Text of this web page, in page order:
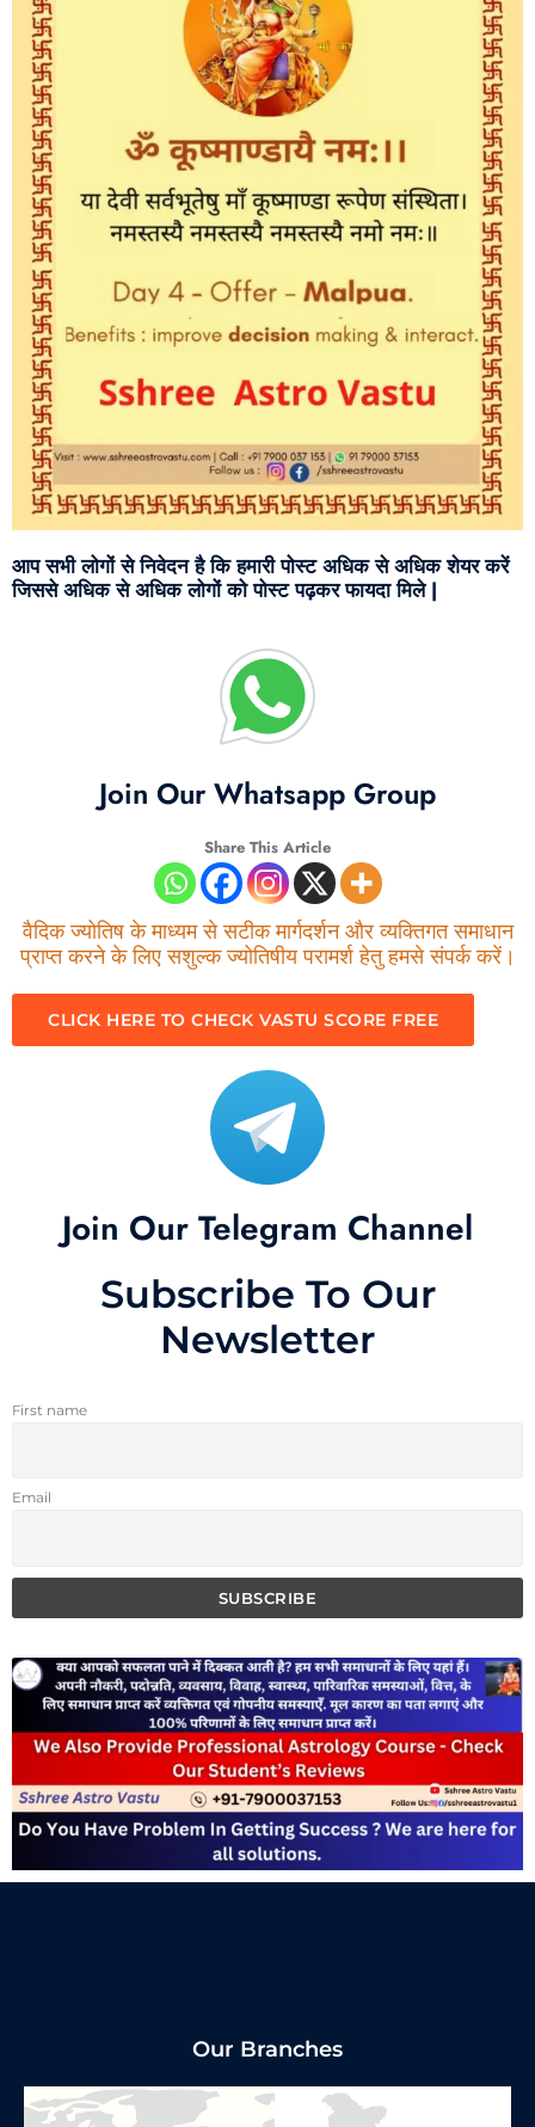
आप सभी लोगों से निवेदन है कि हमारी पोस्ट अधिक से अधिक शेयर करें
जिससे अधिक से अधिक लोगों को पोस्ट पढ़कर फायदा मिले |
Join Our Whatsapp Group
Share This Article
वैदिक ज्योतिष के माध्यम से सटीक मार्गदर्शन और व्यक्तिगत समाधान
प्राप्त करने के लिए सशुल्क ज्योतिषीय परामर्श हेतु हमसे संपर्क करें।
CLICK HERE TO CHECK VASTU SCORE FREE
Join Our Telegram Channel
Subscribe To Our
Newsletter
First name
Email
Our Branches